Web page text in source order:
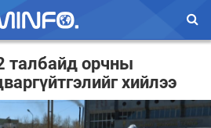
талбайд орчны
хийлээ